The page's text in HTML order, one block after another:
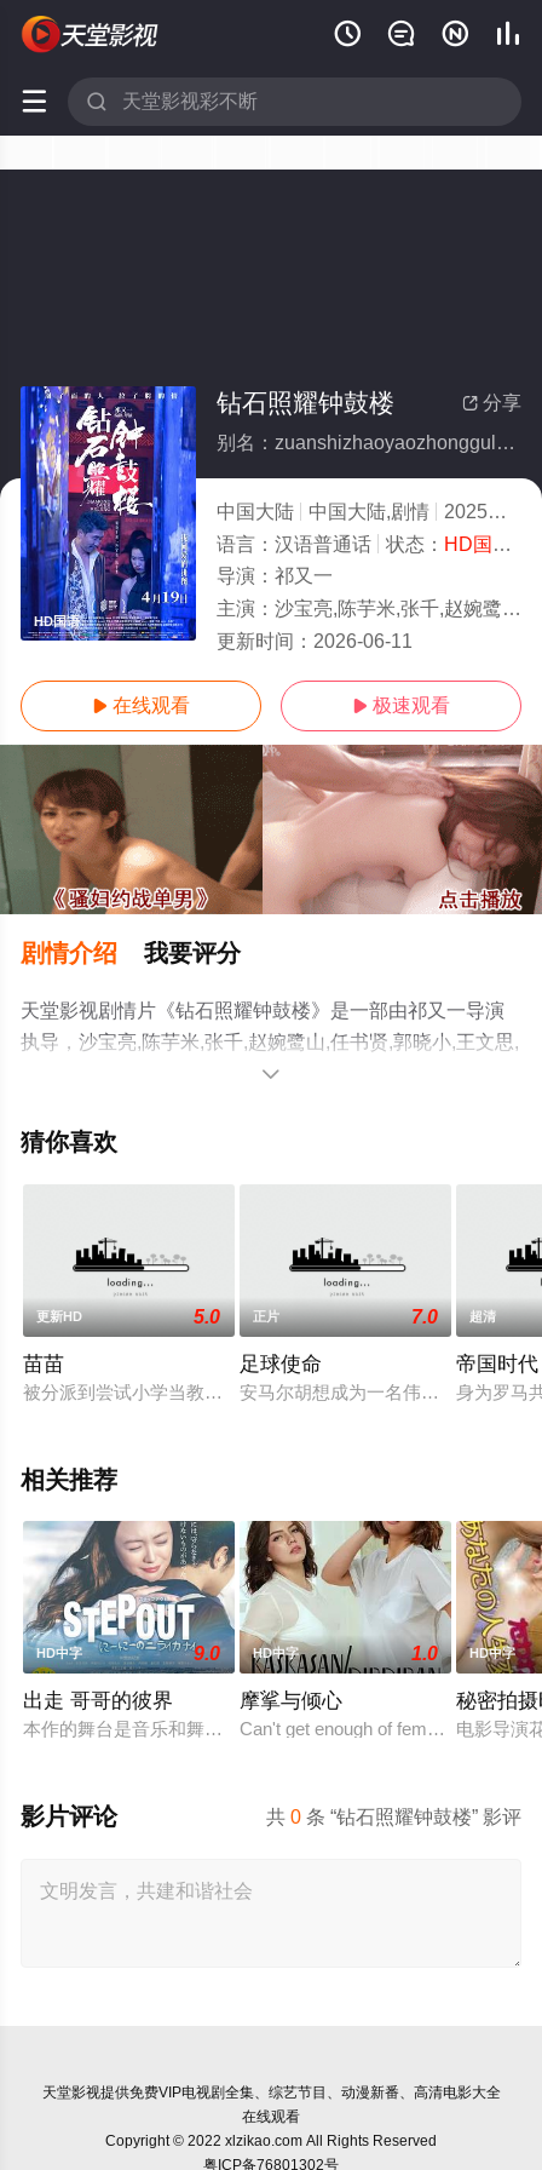
   
 
HD国语
 分享
钻石照耀钟鼓楼
别名：zuanshizhaoyaozhonggulou
中国大陆 中国大陆,剧情 2025
10.0
语言： 汉语普通话 状态： HD国语/高清
导演： 祁又一
主演： 沙宝亮,陈芋米,张千,赵婉鹭山,任书贤,郭晓小,王文思,祁又一,周子贺,吴涛
更新时间： 2026-06-11
 在线观看  极速观看
剧情介绍 我要评分
天堂影视剧情片《钻石照耀钟鼓楼》是一部由祁又一导演
执导，沙宝亮,陈芋米,张千,赵婉鹭山,任书贤,郭晓小,王文思,
祁又一,周子贺,吴涛等演员精彩演绎的中国大陆电影，手机
多相关信息可移步至豆瓣电影、电视猫或剧情网等平台了

猜你喜欢
更新HD 5.0
苗苗
被分派到尝试小学当教员的韩苗苗向陈校长报到，校长让她先
正片 7.0
足球使命
安马尔胡想成为一名伟大年夜的足球
超清
帝国时
身为罗马
相关推荐
HD中字 9.0
出走 哥哥的彼界
本作的舞台是音乐和舞蹈融入生活的冲绳。与母亲朱音、妹妹
HD中字 1.0
摩挲与倾心
Can't get enough of female to female
HD中字
秘密拍
电影导演
共0 条 “钻石照耀钟鼓楼” 影评
影片评论
天堂影视提供免费VIP电视剧全集、综艺节目、动漫新番、高清电影大全
在线观看
Copyright © 2022 xlzikao.com All Rights Reserved
粤ICP备76801302号